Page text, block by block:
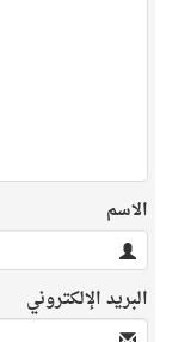
الاسم
البريد الإلكتروني